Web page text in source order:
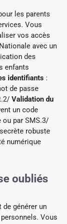
les parents
Vous
vos accès
avec un
des
enfants
identifiants :
de passe
Validation du
un code
ou par SMS.3/
robuste
numérique
oubliés
générer un
Vous